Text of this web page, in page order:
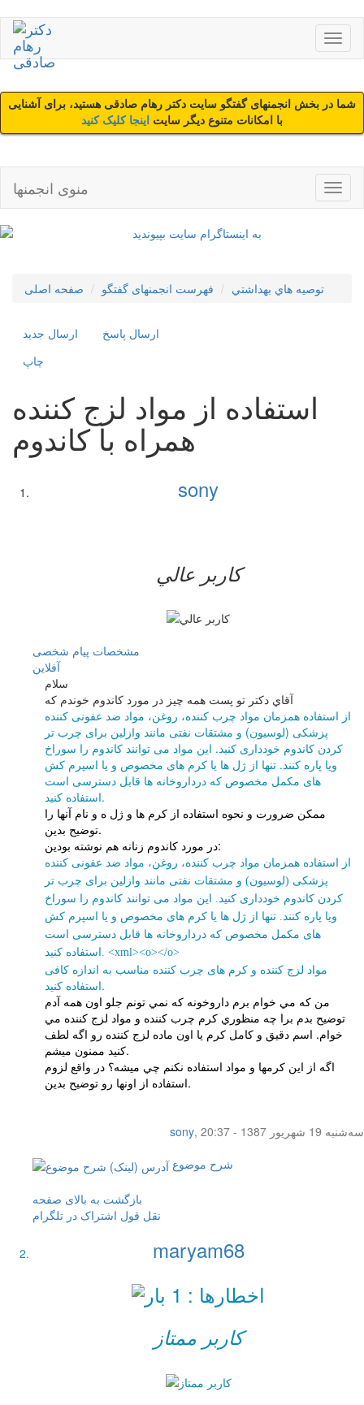
شما در بخش انجمنهای گفتگو سایت دکتر رهام صادقی هستید، برای آشنایی
با امکانات متنوع دیگر سایت اینجا کلیک کنید
منوی انجمنها
صفحه اصلی فهرست انجمنهای گفتگو توصيه هاي بهداشتي
ارسال جديد
ارسال پاسخ
چاپ
استفاده از مواد لزج کننده
همراه با كاندوم
sony
کاربر عالي
مشخصات پیام شخصی
آفلاين
سلام
آقاي دكتر تو پست همه چيز در مورد كاندوم خوندم كه
از استفاده همزمان مواد چرب کننده، روغن، مواد ضد عفونی کننده
پزشکی (لوسیون) و مشتقات نفتی مانند وازلین برای چرب تر
کردن کاندوم خودداری کنید. این مواد می توانند کاندوم را سوراخ
ویا پاره کنند. تنها از ژل ها یا کرم های مخصوص و یا اسپرم کش
های مکمل مخصوص که درداروخانه ها قابل دسترسی است
استفاده کنید.
ممكن ضرورت و نحوه استفاده از كرم ها و ژل ه و نام آنها را
توضيح بدين.
در مورد كاندوم زنانه هم نوشته بودين:
از استفاده همزمان مواد چرب کننده، روغن، مواد ضد عفونی کننده
پزشکی (لوسیون) و مشتقات نفتی مانند وازلین برای چرب تر
کردن کاندوم خودداری کنید. این مواد می توانند کاندوم را سوراخ
ویا پاره کنند. تنها از ژل ها یا کرم های مخصوص و یا اسپرم کش
های مکمل مخصوص که درداروخانه ها قابل دسترسی است
استفاده کنید. <xml><o></o>
مواد لزج کننده و کرم های چرب کننده مناسب به اندازه کافی
استفاده کنید.
من كه مي خوام برم داروخونه كه نمي تونم جلو اون همه آدم
توضيح بدم برا چه منظوري كرم چرب كننده و مواد لزج كننده مي
خوام. اسم دقيق و كامل كرم يا اون ماده لزج كننده رو اگه لطف
كنيد ممنون ميشم.
اگه از اين كرمها و مواد استفاده نكنم چي ميشه؟ در واقع لزوم
استفاده از اونها رو توضيح بدين.
sony,
سه‌شنبه 19 شهریور 1387 - 20:37
شرح موضوع
بازگشت به بالای صفحه
نقل قول اشتراک در تلگرام
maryam68
کاربر ممتاز